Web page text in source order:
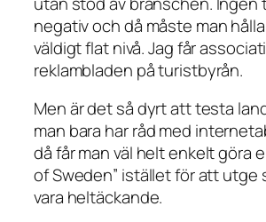
negativ och då måste man
väldigt flat nivå. Jag får
reklambladen på turistbyrån.
Men är det så dyrt att testa
man bara har råd med
då får man väl helt enkelt göra
of Sweden” istället för att utge
vara heltäckande.